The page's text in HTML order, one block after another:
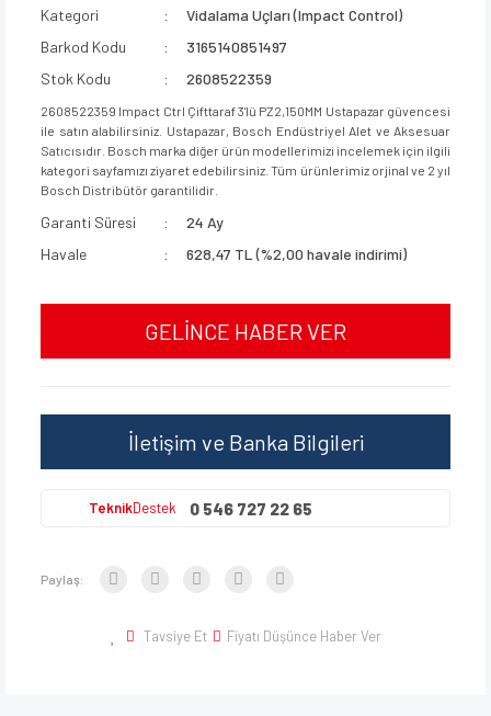
Kategori
Vidalama Uçları (Impact Control)
Barkod Kodu
3165140851497
Stok Kodu
2608522359
2608522359 Impact Ctrl Çifttaraf 3'lü PZ2,150MM Ustapazar güvencesi
ile satın alabilirsiniz. Ustapazar, Bosch Endüstriyel Alet ve Aksesuar
Satıcısıdır. Bosch marka diğer ürün modellerimizi incelemek için ilgili
kategori sayfamızı ziyaret edebilirsiniz. Tüm ürünlerimiz orjinal ve 2 yıl
Bosch Distribütör garantilidir.
Garanti Süresi
24 Ay
Havale
628,47 TL (%2,00 havale indirimi)
GELİNCE HABER VER
İletişim ve Banka Bilgileri
TeknikDestek 0 546 727 22 65
Paylaş:
Tavsiye Et Fiyatı Düşünce Haber Ver